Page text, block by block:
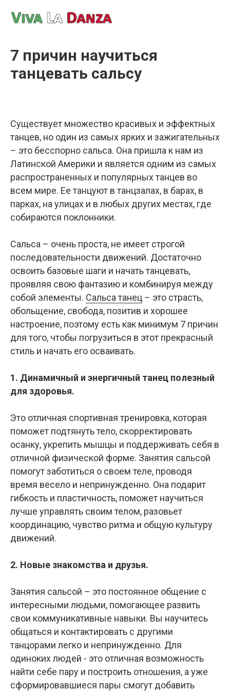
7 причин научиться
танцевать сальсу
Существует множество красивых и эффектных
танцев, но один из самых ярких и зажигательных
– это бесспорно сальса. Она пришла к нам из
Латинской Америки и является одним из самых
распространенных и популярных танцев во
всем мире. Ее танцуют в танцзалах, в барах, в
парках, на улицах и в любых других местах, где
собираются поклонники.
Сальса – очень проста, не имеет строгой
последовательности движений. Достаточно
освоить базовые шаги и начать танцевать,
проявляя свою фантазию и комбинируя между
собой элементы. Сальса танец – это страсть,
обольщение, свобода, позитив и хорошее
настроение, поэтому есть как минимум 7 причин
для того, чтобы погрузиться в этот прекрасный
стиль и начать его осваивать.
1. Динамичный и энергичный танец полезный
для здоровья.
Это отличная спортивная тренировка, которая
поможет подтянуть тело, скорректировать
осанку, укрепить мышцы и поддерживать себя в
отличной физической форме. Занятия сальсой
помогут заботиться о своем теле, проводя
время весело и непринужденно. Она подарит
гибкость и пластичность, поможет научиться
лучше управлять своим телом, разовьет
координацию, чувство ритма и общую культуру
движений.
2. Новые знакомства и друзья.
Занятия сальсой – это постоянное общение с
интересными людьми, помогающее развить
свои коммуникативные навыки. Вы научитесь
общаться и контактировать с другими
танцорами легко и непринужденно. Для
одиноких людей - это отличная возможность
найти себе пару и построить отношения, а уже
сформировавшиеся пары смогут добавить